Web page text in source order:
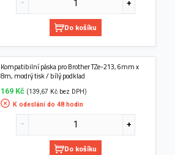
Do košíku
Kompatibilní páska pro Brother TZe-213, 6mm x
8m, modrý tisk / bílý podklad
169 Kč (139,67 Kč bez DPH)
K odeslání do 48 hodin
Do košíku